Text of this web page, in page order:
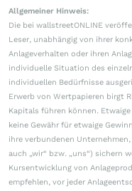
Allgemeiner Hinweis:
Die bei wallstreetONLINE
Leser, unabhängig von ihrer
Anlageverhalten oder ihren
individuelle Situation des
individuellen Bedürfnisse
Erwerb von Wertpapieren birgt
Kapitals führen können.
keine Gewähr für etwaige
ihre verbundenen
auch „wir“ bzw. „uns“) sichern
Kursentwicklung von
empfehlen, vor jeder